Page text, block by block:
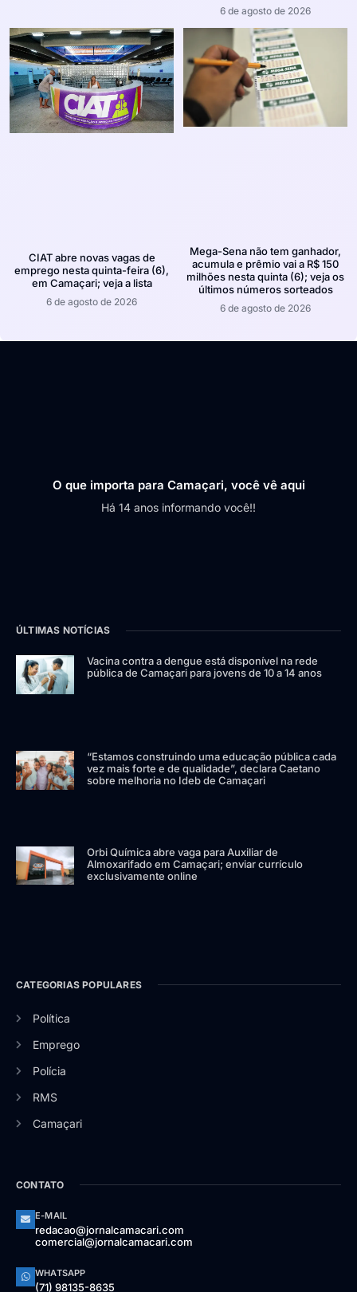
6 de agosto de 2026
CIAT abre novas vagas de
emprego nesta quinta-feira (6),
em Camaçari; veja a lista
6 de agosto de 2026
Mega-Sena não tem ganhador,
acumula e prêmio vai a R$ 150
milhões nesta quinta (6); veja os
últimos números sorteados
6 de agosto de 2026
O que importa para Camaçari, você vê aqui
Há 14 anos informando você!!
ÚLTIMAS NOTÍCIAS
Vacina contra a dengue está disponível na rede
pública de Camaçari para jovens de 10 a 14 anos
“Estamos construindo uma educação pública cada
vez mais forte e de qualidade”, declara Caetano
sobre melhoria no Ideb de Camaçari
Orbi Química abre vaga para Auxiliar de
Almoxarifado em Camaçari; enviar currículo
exclusivamente online
CATEGORIAS POPULARES
Política
Emprego
Polícia
RMS
Camaçari
CONTATO
E-MAIL
redacao@jornalcamacari.com
comercial@jornalcamacari.com
WHATSAPP
(71) 98135-8635